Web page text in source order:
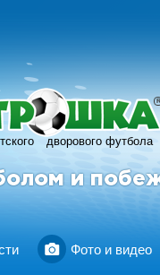
дворового футбола
R
и
Фото и видео